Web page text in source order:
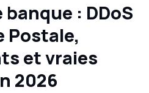
: DDoS
Postale,
et vraies
2026